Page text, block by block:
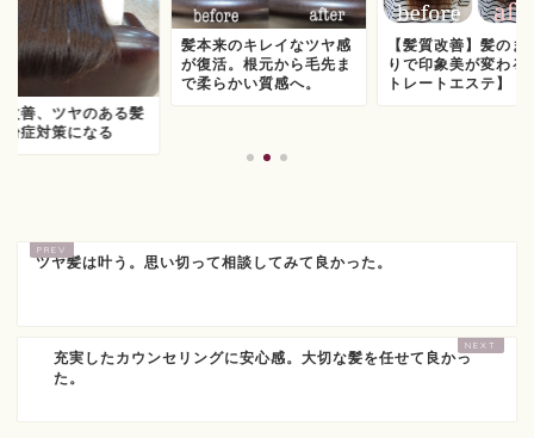
改善、ツヤのある髪
粉症対策になる
髪本来のキレイなツヤ感
が復活。根元から毛先ま
で柔らかい質感へ。
【髪質改善】髪のま
りで印象美が変わる
トレートエステ】
ツヤ髪は叶う。思い切って相談してみて良かった。
充実したカウンセリングに安心感。大切な髪を任せて良かっ
た。